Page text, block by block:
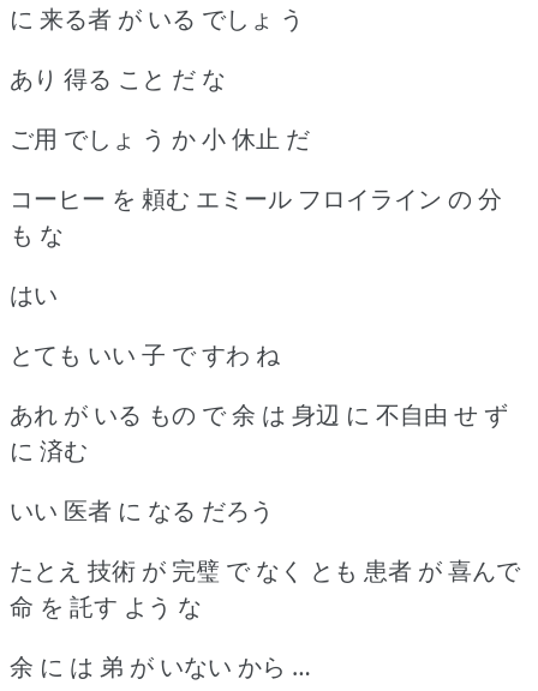
に 来る者 が いる でしょ う
あり 得る こと だ な
ご用 でしょ う か 小 休止 だ
コーヒー を 頼む エミール フロイライン の 分
も な
はい
とても いい 子 で すわ ね
あれ が いる もの で 余 は 身辺 に 不自由 せ ず
に 済む
いい 医者 に なる だろう
たとえ 技術 が 完璧 で なく とも 患者 が 喜んで
命 を 託す よう な
余 に は 弟 が いない から …